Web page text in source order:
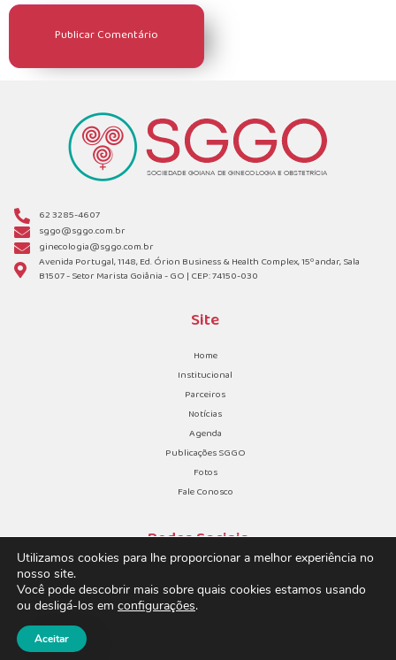
62 3285-4607
sggo@sggo.com.br
ginecologia@sggo.com.br
Avenida Portugal, 1148, Ed. Órion Business & Health Complex, 15º andar, Sala
B1507 - Setor Marista Goiânia - GO | CEP: 74150-030
Site
Home
Institucional
Parceiros
Notícias
Agenda
Publicações SGGO
Fotos
Fale Conosco
Redes Sociais
Utilizamos cookies para lhe proporcionar a melhor experiência no
nosso site.
Você pode descobrir mais sobre quais cookies estamos usando
ou desligá-los em configurações.
Aceitar